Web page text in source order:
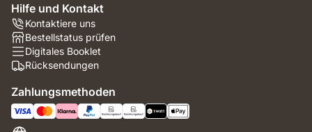
Hilfe und Kontakt
Kontaktiere uns
Bestellstatus prüfen
Digitales Booklet
Rücksendungen
Zahlungsmethoden